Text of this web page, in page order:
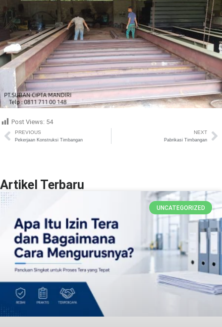
Post Views: 54
PREVIOUS
Pekerjaan Konstruksi Timbangan
NEXT
Pabrikasi Timbangan
Artikel Terbaru
UNCATEGORIZED